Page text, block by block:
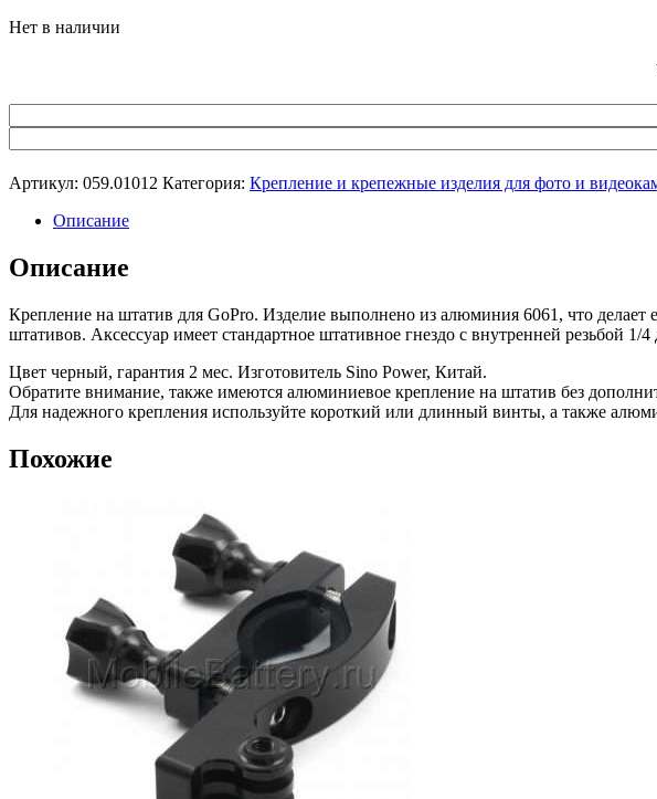
Нет в наличии
Артикул: 059.01012 Категория: Крепление и крепежные изделия для фото и
Описание
Описание
Крепление на штатив для GoPro. Изделие выполнено из алюминия 6061, что
штативов. Аксессуар имеет стандартное штативное гнездо с внутренней резьбой
Цвет черный, гарантия 2 мес. Изготовитель Sino Power, Китай.
Обратите внимание, также имеются алюминиевое крепление на штатив без
Для надежного крепления используйте короткий или длинный винты, а также
Похожие